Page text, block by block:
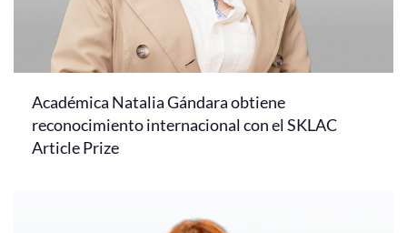
Académica Natalia Gándara obtiene
reconocimiento internacional con el SKLAC
Article Prize